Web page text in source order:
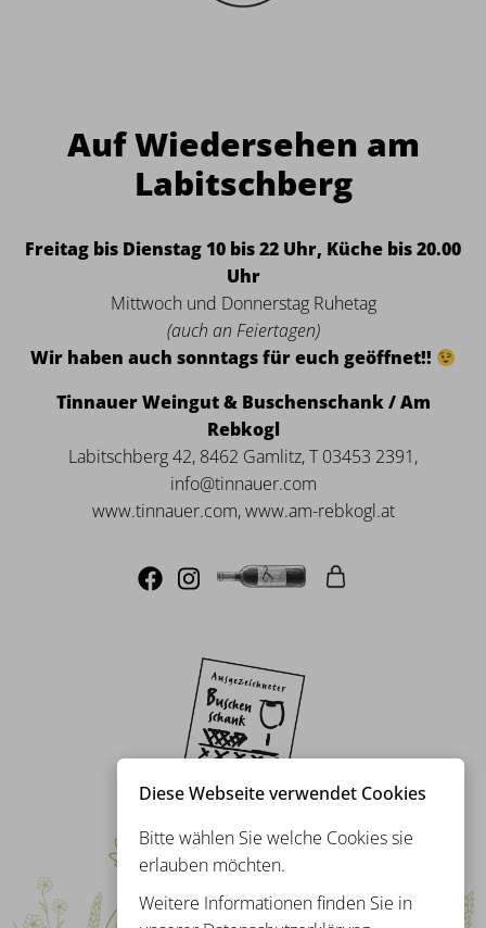
Diese Webseite verwendet Cookies
Bitte wählen Sie welche Cookies sie
erlauben möchten.
Weitere Informationen finden Sie in
Auf Wiedersehen am
Labitschberg
Freitag bis Dienstag 10 bis 22 Uhr, Küche bis 20.00
Uhr
Mittwoch und Donnerstag Ruhetag
(auch an Feiertagen)
Wir haben auch sonntags für euch geöffnet!!
Tinnauer Weingut & Buschenschank / Am
Rebkogl
Labitschberg 42, 8462 Gamlitz, T 03453 2391,
info@tinnauer.com
www.tinnauer.com, www.am-rebkogl.at